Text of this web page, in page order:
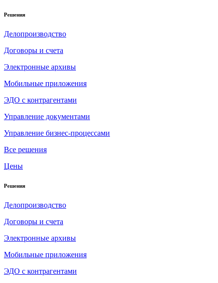
Решения
Делопроизводство
Договоры и счета
Электронные архивы
Мобильные приложения
ЭДО с контрагентами
Управление документами
Управление бизнес-процессами
Все решения
Цены
Решения
Делопроизводство
Договоры и счета
Электронные архивы
Мобильные приложения
ЭДО с контрагентами